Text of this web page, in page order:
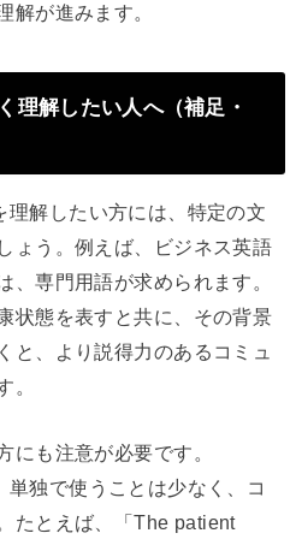
解が進みます。
理解したい人へ（補足・
解したい方には、特定の文
ょう。例えば、ビジネス英語
、専門用語が求められます。
状態を表すと共に、その背景
と、より説得力のあるコミュ
。
にも注意が必要です。
単独で使うことは少なく、コ
たとえば、「The patient